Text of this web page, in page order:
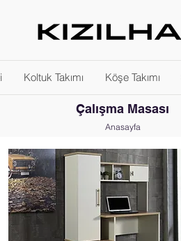
Koltuk Takımı Köşe Takımı
Çalışma Masası
Anasayfa